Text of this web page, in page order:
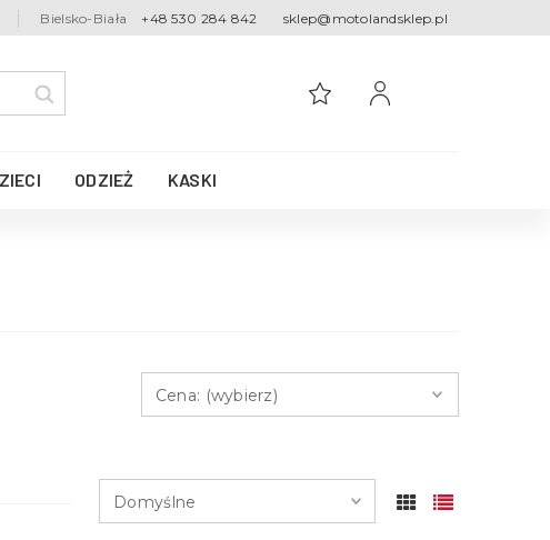
Bielsko-Biała +48 530 284 842 sklep@motolandsklep.pl
ODZIEŻ KASKI
Cena: (wybierz)